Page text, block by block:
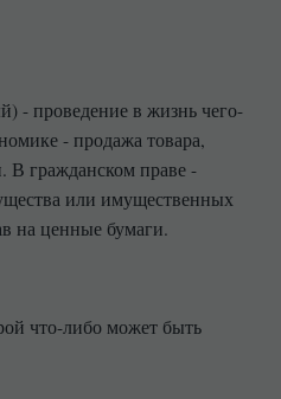
- проведение в жизнь чего-
- продажа товара,
В гражданском праве -
или имущественных
на ценные бумаги.
что-либо может быть